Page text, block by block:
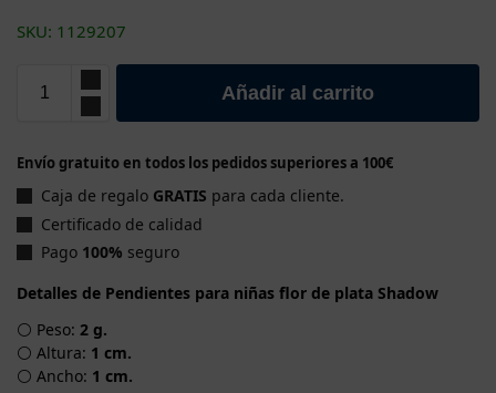
SKU: 1129207
Añadir al carrito
Envío gratuito en todos los pedidos superiores a 100€
Caja de regalo GRATIS para cada cliente.
Certificado de calidad
Pago 100% seguro
Detalles de Pendientes para niñas flor de plata Shadow
⚪ Peso: 2 g.
⚪ Altura: 1 cm.
⚪ Ancho: 1 cm.